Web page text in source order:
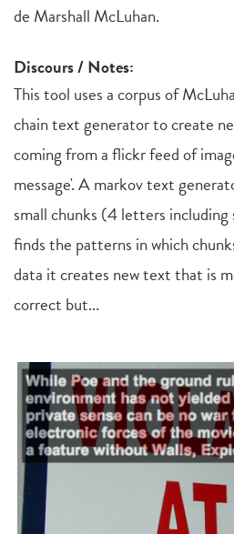
de Marshall McLuhan.
Discours / Notes:
This tool uses a corpus of
chain text generator to create
coming from a flickr feed of
message'. A markov text
small chunks (4 letters including
finds the patterns in which
data it creates new text that is
correct but...